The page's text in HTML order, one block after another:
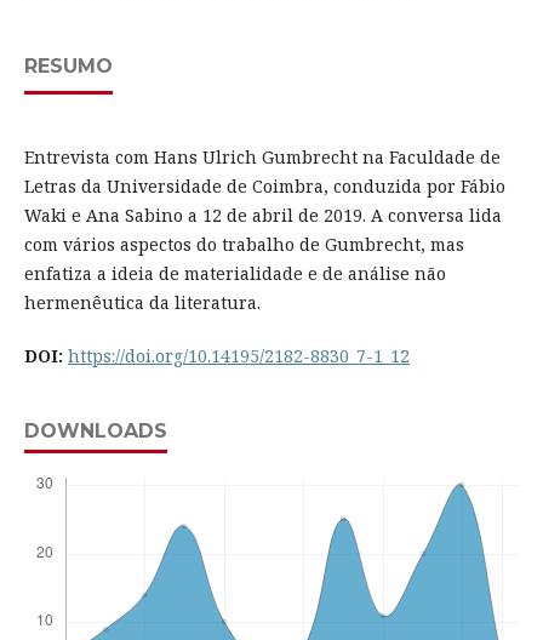
RESUMO
Entrevista com Hans Ulrich Gumbrecht na Faculdade de
Letras da Universidade de Coimbra, conduzida por Fábio
Waki e Ana Sabino a 12 de abril de 2019. A conversa lida
com vários aspectos do trabalho de Gumbrecht, mas
enfatiza a ideia de materialidade e de análise não
hermenêutica da literatura.
DOI: https://doi.org/10.14195/2182-8830_7-1_12
DOWNLOADS